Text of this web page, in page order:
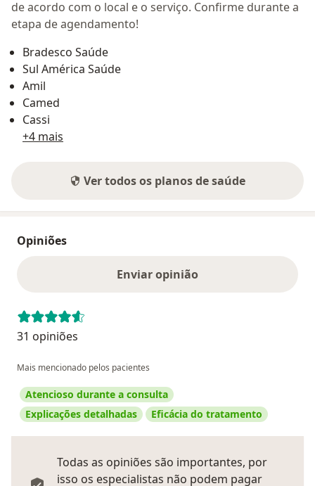
de acordo com o local e o serviço. Confirme durante a
etapa de agendamento!
Bradesco Saúde
Sul América Saúde
Amil
Camed
Cassi
+4 mais
Ver todos os planos de saúde
Opiniões
Enviar opinião
31 opiniões
Mais mencionado pelos pacientes
Atencioso durante a consulta
Explicações detalhadas
Eficácia do tratamento
Todas as opiniões são importantes, por
isso os especialistas não podem pagar